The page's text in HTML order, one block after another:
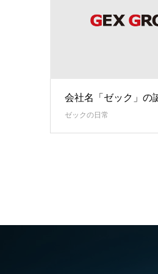
会社名「ゼック」の
ゼックの日常